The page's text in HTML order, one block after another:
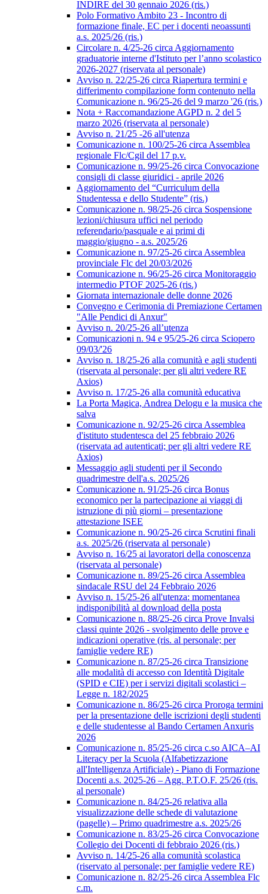
INDIRE del 30 gennaio 2026 (ris.)
Polo Formativo Ambito 23 - Incontro di
formazione finale, EC per i docenti neoassunti
a.s. 2025/26 (ris.)
Circolare n. 4/25-26 circa Aggiornamento
graduatorie interne d'Istituto per l’anno scolastico
2026-2027 (riservata al personale)
Avviso n. 22/25-26 circa Riapertura termini e
differimento compilazione form contenuto nella
Comunicazione n. 96/25-26 del 9 marzo '26 (ris.)
Nota + Raccomandazione AGPD n. 2 del 5
marzo 2026 (riservata al personale)
Avviso n. 21/25 -26 all'utenza
Comunicazione n. 100/25-26 circa Assemblea
regionale Flc/Cgil del 17 p.v.
Comunicazione n. 99/25-26 circa Convocazione
consigli di classe giuridici - aprile 2026
Aggiornamento del “Curriculum della
Studentessa e dello Studente” (ris.)
Comunicazione n. 98/25-26 circa Sospensione
lezioni/chiusura uffici nel periodo
referendario/pasquale e ai primi di
maggio/giugno - a.s. 2025/26
Comunicazione n. 97/25-26 circa Assemblea
provinciale Flc del 20/03/2026
Comunicazione n. 96/25-26 circa Monitoraggio
intermedio PTOF 2025-26 (ris.)
Giornata internazionale delle donne 2026
Convegno e Cerimonia di Premiazione Certamen
"Alle Pendici di Anxur"
Avviso n. 20/25-26 all’utenza
Comunicazioni n. 94 e 95/25-26 circa Sciopero
09/03/'26
Avviso n. 18/25-26 alla comunità e agli studenti
(riservata al personale; per gli altri vedere RE
Axios)
Avviso n. 17/25-26 alla comunità educativa
La Porta Magica, Andrea Delogu e la musica che
salva
Comunicazione n. 92/25-26 circa Assemblea
d'istituto studentesca del 25 febbraio 2026
(riservata ad autenticati; per gli altri vedere RE
Axios)
Messaggio agli studenti per il Secondo
quadrimestre dell'a.s. 2025/26
Comunicazione n. 91/25-26 circa Bonus
economico per la partecipazione ai viaggi di
istruzione di più giorni – presentazione
attestazione ISEE
Comunicazione n. 90/25-26 circa Scrutini finali
a.s. 2025/26 (riservata al personale)
Avviso n. 16/25 ai lavoratori della conoscenza
(riservata al personale)
Comunicazione n. 89/25-26 circa Assemblea
sindacale RSU del 24 Febbraio 2026
Avviso n. 15/25-26 all'utenza: momentanea
indisponibilità al download della posta
Comunicazione n. 88/25-26 circa Prove Invalsi
classi quinte 2026 - svolgimento delle prove e
indicazioni operative (ris. al personale; per
famiglie vedere RE)
Comunicazione n. 87/25-26 circa Transizione
alle modalità di accesso con Identità Digitale
(SPID e CIE) per i servizi digitali scolastici –
Legge n. 182/2025
Comunicazione n. 86/25-26 circa Proroga termini
per la presentazione delle iscrizioni degli studenti
e delle studentesse al Bando Certamen Anxuris
2026
Comunicazione n. 85/25-26 circa c.so AICA–AI
Literacy per la Scuola (Alfabetizzazione
all'Intelligenza Artificiale) - Piano di Formazione
Docenti a.s. 2025-26 – Agg. P.T.O.F. 25/26 (ris.
al personale)
Comunicazione n. 84/25-26 relativa alla
visualizzazione delle schede di valutazione
(pagelle) – Primo quadrimestre a.s. 2025/26
Comunicazione n. 83/25-26 circa Convocazione
Collegio dei Docenti di febbraio 2026 (ris.)
Avviso n. 14/25-26 alla comunità scolastica
(riservato al personale; per famiglie vedere RE)
Comunicazione n. 82/25-26 circa Assemblea Flc
c.m.